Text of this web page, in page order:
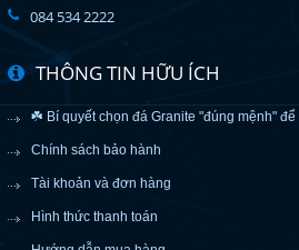
084 534 2222
THÔNG TIN HỮU ÍCH
☘️ Bí quyết chọn đá Granite "đúng mệnh"
Chính sách bảo hành
Tài khoản và đơn hàng
Hình thức thanh toán